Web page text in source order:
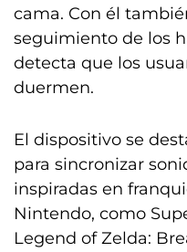
cama. Con él
seguimiento de los
detecta que los
duermen.
El dispositivo se
para sincronizar
inspiradas en
Nintendo, como
Legend of Zelda: